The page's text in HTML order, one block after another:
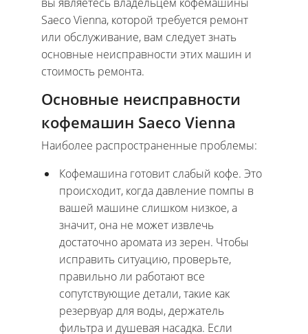
Saeco Vienna, которой требуется ремонт
или обслуживание, вам следует знать
основные неисправности этих машин и
стоимость ремонта.
Основные неисправности
кофемашин Saeco Vienna
Наиболее распространенные проблемы:
Кофемашина готовит слабый кофе. Это
происходит, когда давление помпы в
вашей машине слишком низкое, а
значит, она не может извлечь
достаточно аромата из зерен. Чтобы
исправить ситуацию, проверьте,
правильно ли работают все
сопутствующие детали, такие как
резервуар для воды, держатель
фильтра и душевая насадка. Если